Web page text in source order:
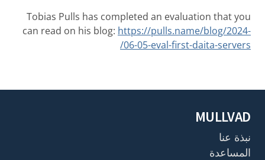
Tobias Pulls has completed an evaluation that you
can read on his blog: https://pulls.name/blog/2024-
06-05-eval-first-daita-servers/
MULLVAD
نبذة عنا
المساعدة